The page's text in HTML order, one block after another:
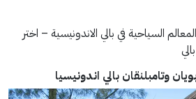
السياحية في بالي الاندونيسية – اختر
وتامبلنقان بالي اندونيسيا